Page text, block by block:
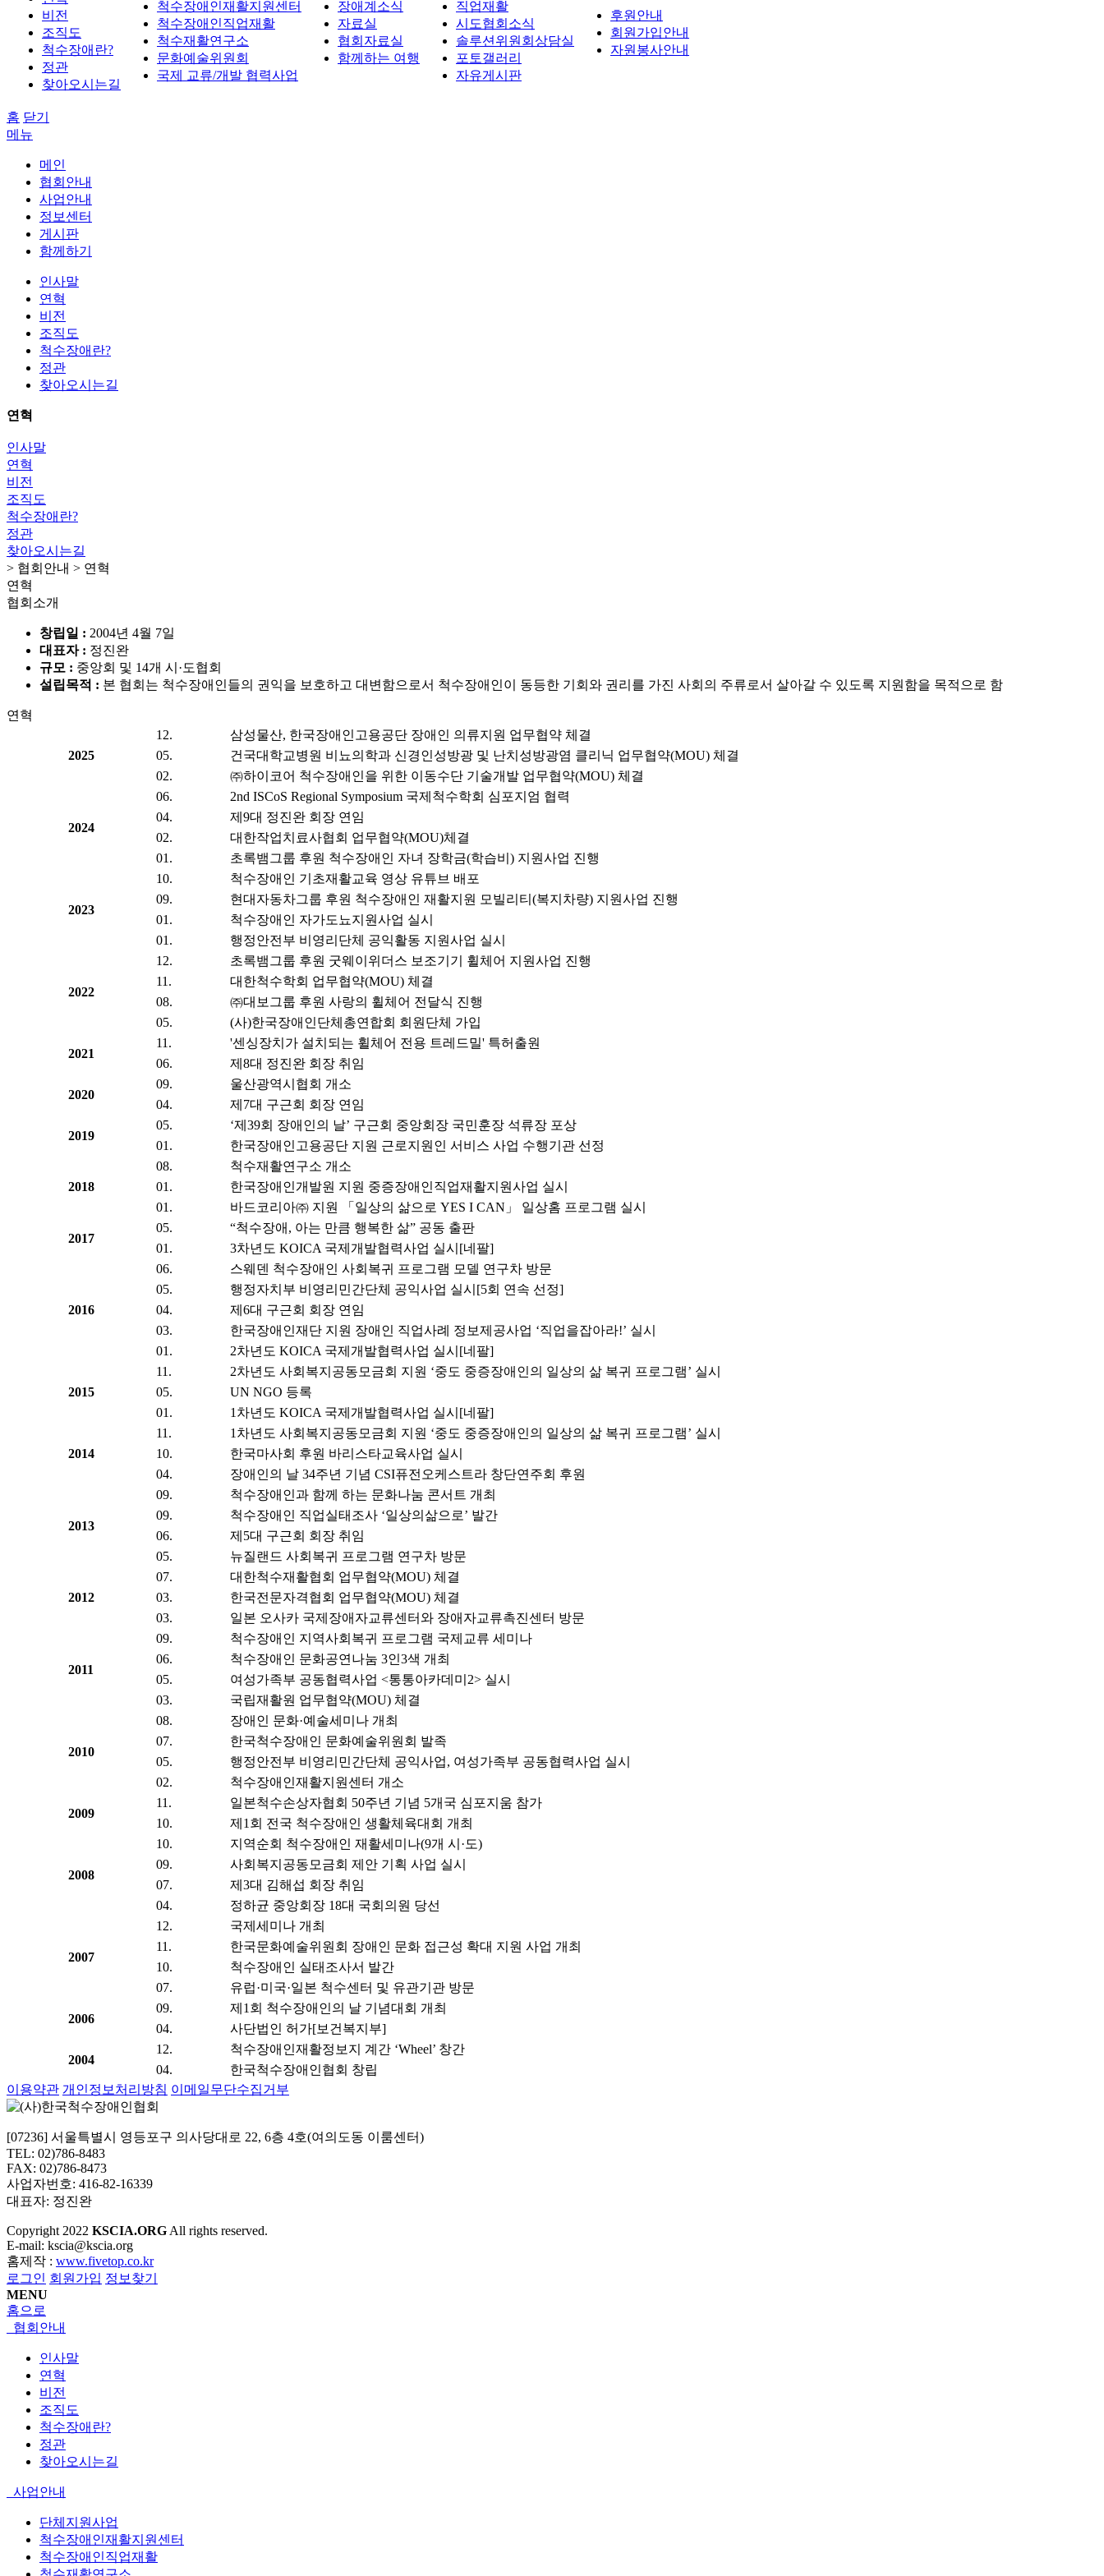
비전
조직도
척수장애란?
정관
찾아오시는길
척수장애인재활지원센터
척수장애인직업재활
척수재활연구소
문화예술위원회
국제 교류/개발 협력사업
장애계소식
자료실
협회자료실
함께하는 여행
직업재활
시도협회소식
솔루션위원회상담실
포토갤러리
자유게시판
후원안내
회원가입안내
자원봉사안내
홈 닫기
메뉴
메인
협회안내
사업안내
정보센터
게시판
함께하기
인사말
연혁
비전
조직도
척수장애란?
정관
찾아오시는길
연혁
인사말
연혁
비전
조직도
척수장애란?
정관
찾아오시는길
> 협회안내 > 연혁
연혁
협회소개
창립일 : 2004년 4월 7일
대표자 : 정진완
규모 : 중앙회 및 14개 시·도협회
설립목적 : 본 협회는 척수장애인들의 권익을 보호하고 대변함으로서 척수장애인이 동등한 기회와 권리를 가진 사회의 주류로서 살아갈 수 있도록 지원함을 목적으로 함
연혁
2025
12.
삼성물산, 한국장애인고용공단 장애인 의류지원 업무협약 체결
05.
건국대학교병원 비뇨의학과 신경인성방광 및 난치성방광염 클리닉 업무협약(MOU) 체결
02.
㈜하이코어 척수장애인을 위한 이동수단 기술개발 업무협약(MOU) 체결
2024
06.
2nd ISCoS Regional Symposium 국제척수학회 심포지엄 협력
04.
제9대 정진완 회장 연임
02.
대한작업치료사협회 업무협약(MOU)체결
01.
초록뱀그룹 후원 척수장애인 자녀 장학금(학습비) 지원사업 진행
2023
10.
척수장애인 기초재활교육 영상 유튜브 배포
09.
현대자동차그룹 후원 척수장애인 재활지원 모빌리티(복지차량) 지원사업 진행
01.
척수장애인 자가도뇨지원사업 실시
01.
행정안전부 비영리단체 공익활동 지원사업 실시
2022
12.
초록뱀그룹 후원 굿웨이위더스 보조기기 휠체어 지원사업 진행
11.
대한척수학회 업무협약(MOU) 체결
08.
㈜대보그룹 후원 사랑의 휠체어 전달식 진행
05.
(사)한국장애인단체총연합회 회원단체 가입
2021
11.
'센싱장치가 설치되는 휠체어 전용 트레드밀' 특허출원
06.
제8대 정진완 회장 취임
2020
09.
울산광역시협회 개소
04.
제7대 구근회 회장 연임
2019
05.
‘제39회 장애인의 날’ 구근회 중앙회장 국민훈장 석류장 포상
01.
한국장애인고용공단 지원 근로지원인 서비스 사업 수행기관 선정
2018
08.
척수재활연구소 개소
01.
한국장애인개발원 지원 중증장애인직업재활지원사업 실시
01.
바드코리아㈜ 지원 「일상의 삶으로 YES I CAN」 일상홈 프로그램 실시
2017
05.
“척수장애, 아는 만큼 행복한 삶” 공동 출판
01.
3차년도 KOICA 국제개발협력사업 실시[네팔]
2016
06.
스웨덴 척수장애인 사회복귀 프로그램 모델 연구차 방문
05.
행정자치부 비영리민간단체 공익사업 실시[5회 연속 선정]
04.
제6대 구근회 회장 연임
03.
한국장애인재단 지원 장애인 직업사례 정보제공사업 ‘직업을잡아라!’ 실시
01.
2차년도 KOICA 국제개발협력사업 실시[네팔]
2015
11.
2차년도 사회복지공동모금회 지원 ‘중도 중증장애인의 일상의 삶 복귀 프로그램’ 실시
05.
UN NGO 등록
01.
1차년도 KOICA 국제개발협력사업 실시[네팔]
2014
11.
1차년도 사회복지공동모금회 지원 ‘중도 중증장애인의 일상의 삶 복귀 프로그램’ 실시
10.
한국마사회 후원 바리스타교육사업 실시
04.
장애인의 날 34주년 기념 CSI퓨전오케스트라 창단연주회 후원
2013
09.
척수장애인과 함께 하는 문화나눔 콘서트 개최
09.
척수장애인 직업실태조사 ‘일상의삶으로’ 발간
06.
제5대 구근회 회장 취임
05.
뉴질랜드 사회복귀 프로그램 연구차 방문
2012
07.
대한척수재활협회 업무협약(MOU) 체결
03.
한국전문자격협회 업무협약(MOU) 체결
03.
일본 오사카 국제장애자교류센터와 장애자교류촉진센터 방문
2011
09.
척수장애인 지역사회복귀 프로그램 국제교류 세미나
06.
척수장애인 문화공연나눔 3인3색 개최
05.
여성가족부 공동협력사업 <통통아카데미2> 실시
03.
국립재활원 업무협약(MOU) 체결
2010
08.
장애인 문화·예술세미나 개최
07.
한국척수장애인 문화예술위원회 발족
05.
행정안전부 비영리민간단체 공익사업, 여성가족부 공동협력사업 실시
02.
척수장애인재활지원센터 개소
2009
11.
일본척수손상자협회 50주년 기념 5개국 심포지움 참가
10.
제1회 전국 척수장애인 생활체육대회 개최
2008
10.
지역순회 척수장애인 재활세미나(9개 시·도)
09.
사회복지공동모금회 제안 기획 사업 실시
07.
제3대 김해섭 회장 취임
04.
정하균 중앙회장 18대 국회의원 당선
2007
12.
국제세미나 개최
11.
한국문화예술위원회 장애인 문화 접근성 확대 지원 사업 개최
10.
척수장애인 실태조사서 발간
07.
유럽·미국·일본 척수센터 및 유관기관 방문
2006
09.
제1회 척수장애인의 날 기념대회 개최
04.
사단법인 허가[보건복지부]
2004
12.
척수장애인재활정보지 계간 ‘Wheel’ 창간
04.
한국척수장애인협회 창립
이용약관 개인정보처리방침 이메일무단수집거부
[07236] 서울특별시 영등포구 의사당대로 22, 6층 4호(여의도동 이룸센터)
TEL: 02)786-8483
FAX: 02)786-8473
사업자번호: 416-82-16339
대표자: 정진완
Copyright 2022 KSCIA.ORG All rights reserved.
E-mail: kscia@kscia.org
홈제작 : www.fivetop.co.kr
로그인 회원가입 정보찾기
MENU
홈으로
협회안내
인사말
연혁
비전
조직도
척수장애란?
정관
찾아오시는길
사업안내
단체지원사업
척수장애인재활지원센터
척수장애인직업재활